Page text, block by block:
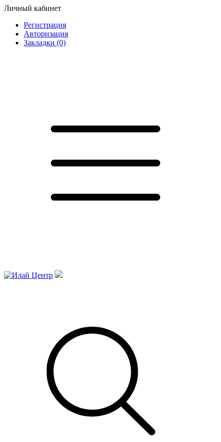
Личный кабинет
Регистрация
Авторизация
Закладки (0)